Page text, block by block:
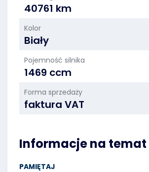
40761 km
Kolor
Biały
Pojemność silnika
1469 ccm
Forma sprzedaży
faktura VAT
Informacje na
PAMIĘTAJ